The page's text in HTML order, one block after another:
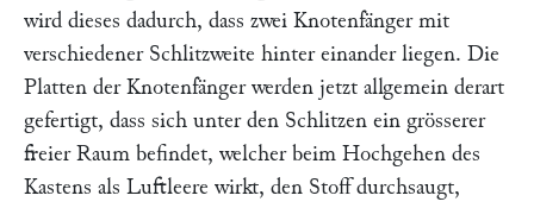
wird dieses dadurch, dass zwei Knotenfänger mit
verschiedener Schlitzweite hinter einander liegen. Die
Platten der Knotenfänger werden jetzt allgemein derart
gefertigt, dass sich unter den Schlitzen ein grösserer
freier Raum befindet, welcher beim Hochgehen des
Kastens als Luftleere wirkt, den Stoff durchsaugt,